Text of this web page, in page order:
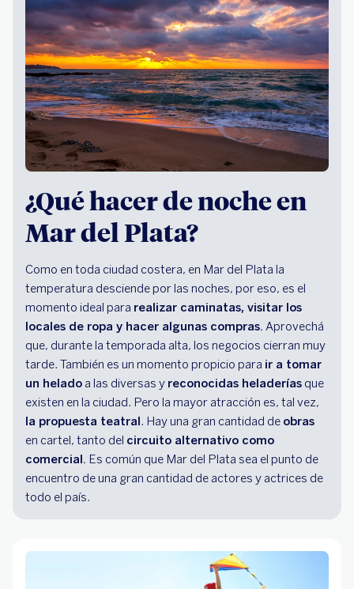
¿Qué hacer de noche en
Mar del Plata?
Como en toda ciudad costera, en Mar del Plata la
temperatura desciende por las noches, por eso, es el
momento ideal para realizar caminatas, visitar los
locales de ropa y hacer algunas compras. Aprovechá
que, durante la temporada alta, los negocios cierran muy
tarde. También es un momento propicio para ir a tomar
un helado a las diversas y reconocidas heladerías que
existen en la ciudad. Pero la mayor atracción es, tal vez,
la propuesta teatral. Hay una gran cantidad de obras
en cartel, tanto del circuito alternativo como
comercial. Es común que Mar del Plata sea el punto de
encuentro de una gran cantidad de actores y actrices de
todo el país.